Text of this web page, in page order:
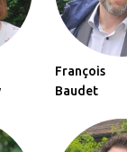
François
Baudet